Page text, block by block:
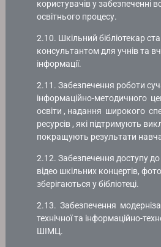
користувачів у забезпеченні
освітнього процесу.
2.10. Шкільний бібліотекар
консультантом для учнів та
інформації.
2.11. Забезпечення роботи
інформаційно-методичного
освіти , надання широкого
ресурсів , які підтримують
покращують результати
2.12. Забезпечення доступу до
відео шкільних концертів,
зберігаються у бібліотеці.
2.13. Забезпечення
технічної та інформаційно-
ШІМЦ.